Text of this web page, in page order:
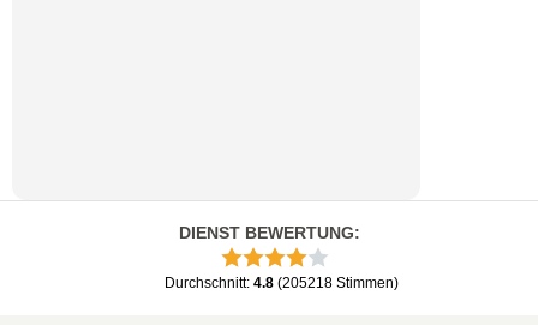
DIENST BEWERTUNG:
Durchschnitt: 4.8 (205218 Stimmen)